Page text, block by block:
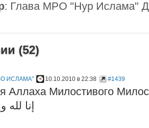
: Глава МРО "Нур Ислама"
(52)
ИСЛАМА" 10.10.2010 в 22:38 #1439
Аллаха Милостивого
إنا لله